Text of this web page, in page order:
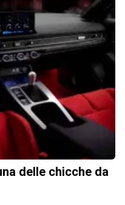
delle chicche da